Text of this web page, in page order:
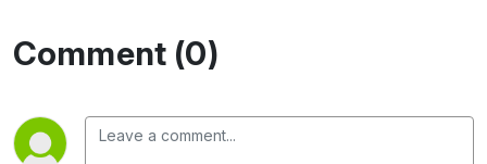
Comment (0)